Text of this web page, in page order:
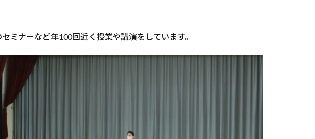
ミナーなど年100回近く授業や講演をしています。